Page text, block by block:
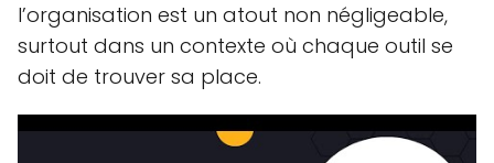
l’organisation est un atout non négligeable,
surtout dans un contexte où chaque outil se
doit de trouver sa place.